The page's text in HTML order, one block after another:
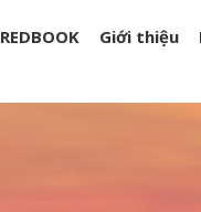
REDBOOK Giới thiệu